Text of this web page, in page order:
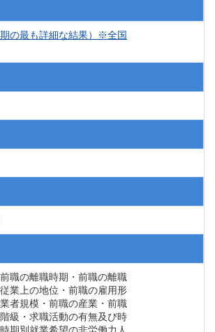
の最も詳細な結果）※全国
職の離職時期・前職の離職
業上の地位・前職の雇用形
者規模・前職の産業・前職
級・求職活動の有無及び時